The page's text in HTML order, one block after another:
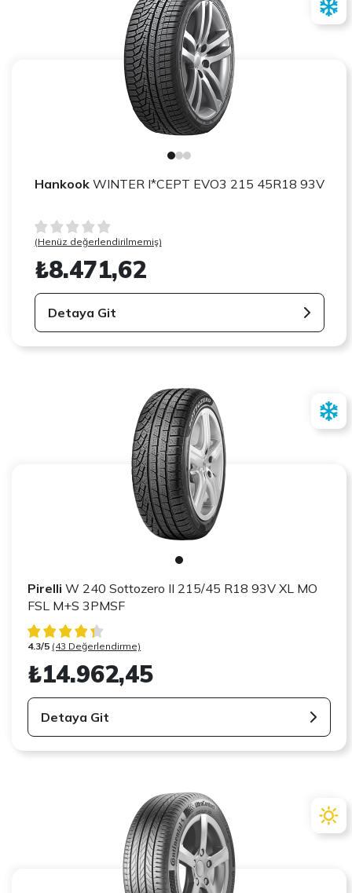
HankookWINTER I*CEPT EVO3 215 45R18 93V
(Henüz değerlendirilmemiş)
₺8.471,62
Detaya Git
Pirelli W 240 Sottozero II 215/45 R18 93V XL MO
FSL M+S 3PMSF
4.3/5 (43 Değerlendirme)
₺14.962,45
Detaya Git